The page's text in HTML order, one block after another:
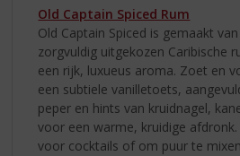
Old Captain Spiced Rum
Old Captain Spiced is gemaakt
zorgvuldig uitgekozen Caribische
een rijk, luxueus aroma. Zoet en
een subtiele vanilletoets,
peper en hints van kruidnagel,
voor een warme, kruidige
voor cocktails of om puur te